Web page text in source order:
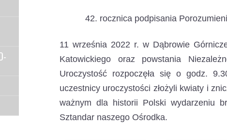
42. rocznica podpisania
11 września 2022 r. w Dąbrowie
Katowickiego oraz powstania
Uroczystość rozpoczęła się o godz.
uczestnicy uroczystości złożyli kwiaty i
ważnym dla historii Polski wydarzeniu
Sztandar naszego Ośrodka.